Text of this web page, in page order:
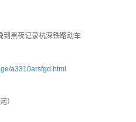
到黑夜记录杭深铁路动车
a3310arsfgd.html
）